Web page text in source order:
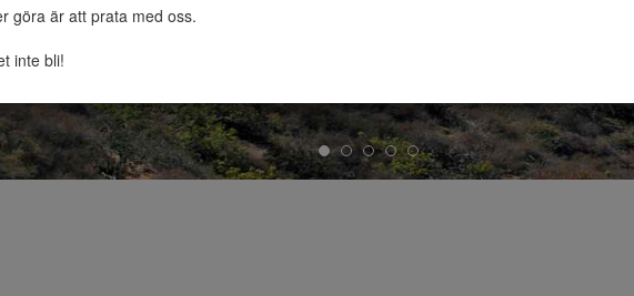
göra är att prata med oss.
inte bli!